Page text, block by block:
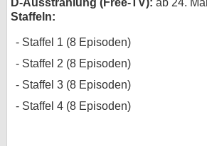
D-Ausstrahlung (Free-TV): ab 24.
Staffeln:
Staffel 1 (8 Episoden)
Staffel 2 (8 Episoden)
Staffel 3 (8 Episoden)
Staffel 4 (8 Episoden)